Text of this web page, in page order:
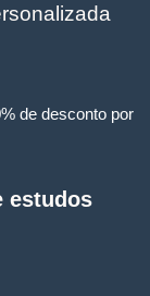
de desconto por
estudos